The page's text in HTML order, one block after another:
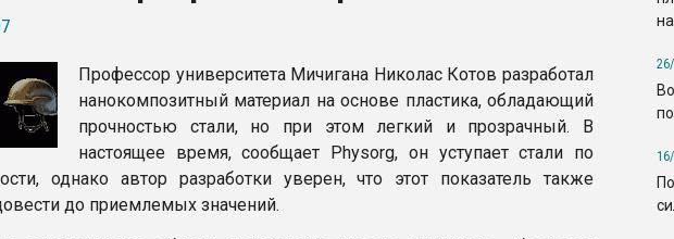
НА ФОРУМПрофессор университета Мичигана Николас Котов разработал
нанокомпозитный материал на основе пластика, обладающий
прочностью стали, но при этом легкий и прозрачный. В
настоящее время, сообщает Physorg, он уступает стали по
однако автор разработки уверен, что этот показатель также
до приемлемых значений.